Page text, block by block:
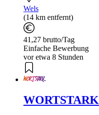
Wels
(14 km entfernt)
41,27 brutto/Tag
Einfache Bewerbung
vor etwa 8 Stunden
WORTSTARK